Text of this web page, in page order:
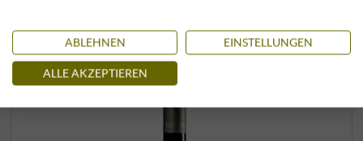
ABLEHNEN EINSTELLUNGEN
ALLE AKZEPTIEREN